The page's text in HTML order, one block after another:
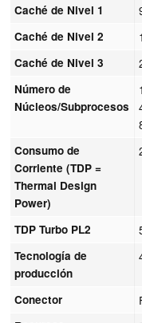
Caché de Nivel 1
Caché de Nivel 2
Caché de Nivel 3
Número de
Núcleos/Subprocesos
Consumo de
Corriente (TDP =
Thermal Design
Power)
TDP Turbo PL2
Tecnología de
producción
Conector